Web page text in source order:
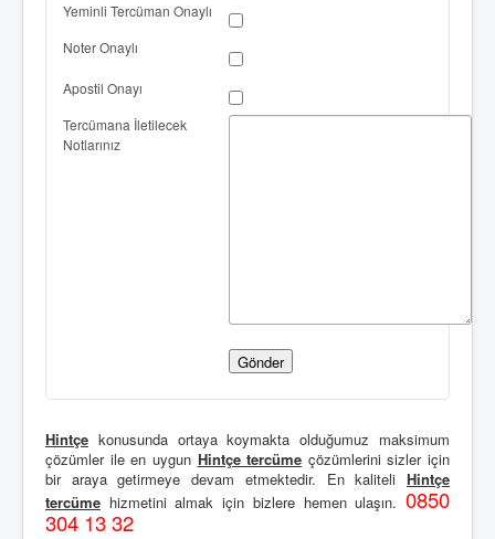
Yeminli Tercüman Onaylı
Noter Onaylı
Apostil Onayı
Tercümana İletilecek
Notlarınız
Hintçe konusunda ortaya koymakta olduğumuz maksimum
çözümler ile en uygun Hintçe tercüme çözümlerini sizler için
bir araya getirmeye devam etmektedir. En kaliteli Hintçe
tercüme hizmetini almak için bizlere hemen ulaşın. 0850
304 13 32